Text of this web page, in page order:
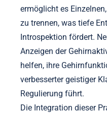
ermöglicht es
zu trennen, was tiefe
Introspektion fördert.
Anzeigen der
helfen, ihre
verbesserter geistiger
Regulierung führt.
Die Integration dieser